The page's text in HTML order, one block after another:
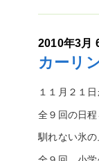
2010年3月
カーリ
１１月２１
全９回の日程
馴れない氷